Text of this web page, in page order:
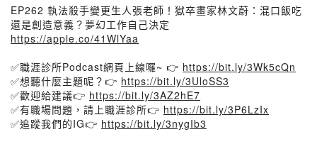
EP262 執法殺手變更生人張老師！獄卒畫家林文蔚：混口飯吃
還是創造意義？夢幻工作自己決定
https://apple.co/41WlYaa
✅職涯診所Podcast網頁上線囉~ 👉 https://bit.ly/3Wk5cQn
✅想聽什麼主題呢？👉 https://bit.ly/3UloSS3
✅歡迎給建議👉 https://bit.ly/3AZ2hE7
✅有職場問題，請上職涯診所👉 https://bit.ly/3P6LzIx
✅追蹤我們的IG👉 https://bit.ly/3nygIb3